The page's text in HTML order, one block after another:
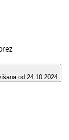
od 24.10.2024